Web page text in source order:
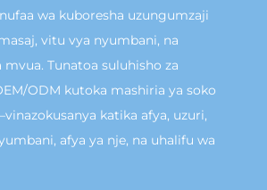
wa kuboresha uzungumzaji
vitu vya nyumbani, na
Tunatoa suluhisho za
ODM kutoka mashiria ya soko
katika afya, uzuri,
afya ya nje, na uhalifu wa